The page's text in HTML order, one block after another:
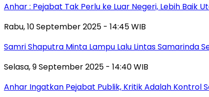
Anhar : Pejabat Tak Perlu ke Luar Negeri, Lebih Baik
Rabu, 10 September 2025 - 14:45 WIB
Samri Shaputra Minta Lampu Lalu Lintas Samarinda
Selasa, 9 September 2025 - 14:40 WIB
Anhar Ingatkan Pejabat Publik, Kritik Adalah Kontrol